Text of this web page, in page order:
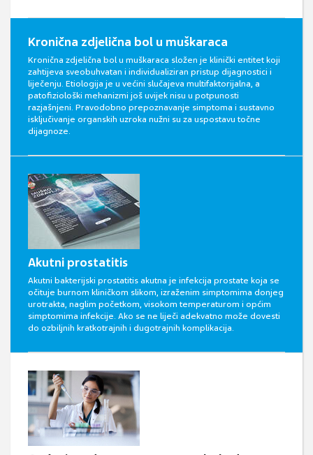
Kronična zdjelična bol u muškaraca
Kronična zdjelična bol u muškaraca složen je klinički entitet koji
zahtijeva sveobuhvatan i individualiziran pristup dijagnostici i
liječenju. Etiologija je u većini slučajeva multifaktorijalna, a
patofiziološki mehanizmi još uvijek nisu u potpunosti
razjašnjeni. Pravodobno prepoznavanje simptoma i sustavno
isključivanje organskih uzroka nužni su za uspostavu točne
dijagnoze.
Akutni prostatitis
Akutni bakterijski prostatitis akutna je infekcija prostate koja se
očituje burnom kliničkom slikom, izraženim simptomima donjeg
urotrakta, naglim početkom, visokom temperaturom i općim
simptomima infekcije. Ako se ne liječi adekvatno može dovesti
do ozbiljnih kratkotrajnih i dugotrajnih komplikacija.